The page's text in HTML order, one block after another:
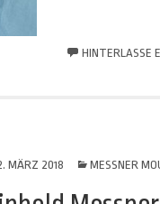
HINTERLASSE
MÄRZ 2018 MESSNER